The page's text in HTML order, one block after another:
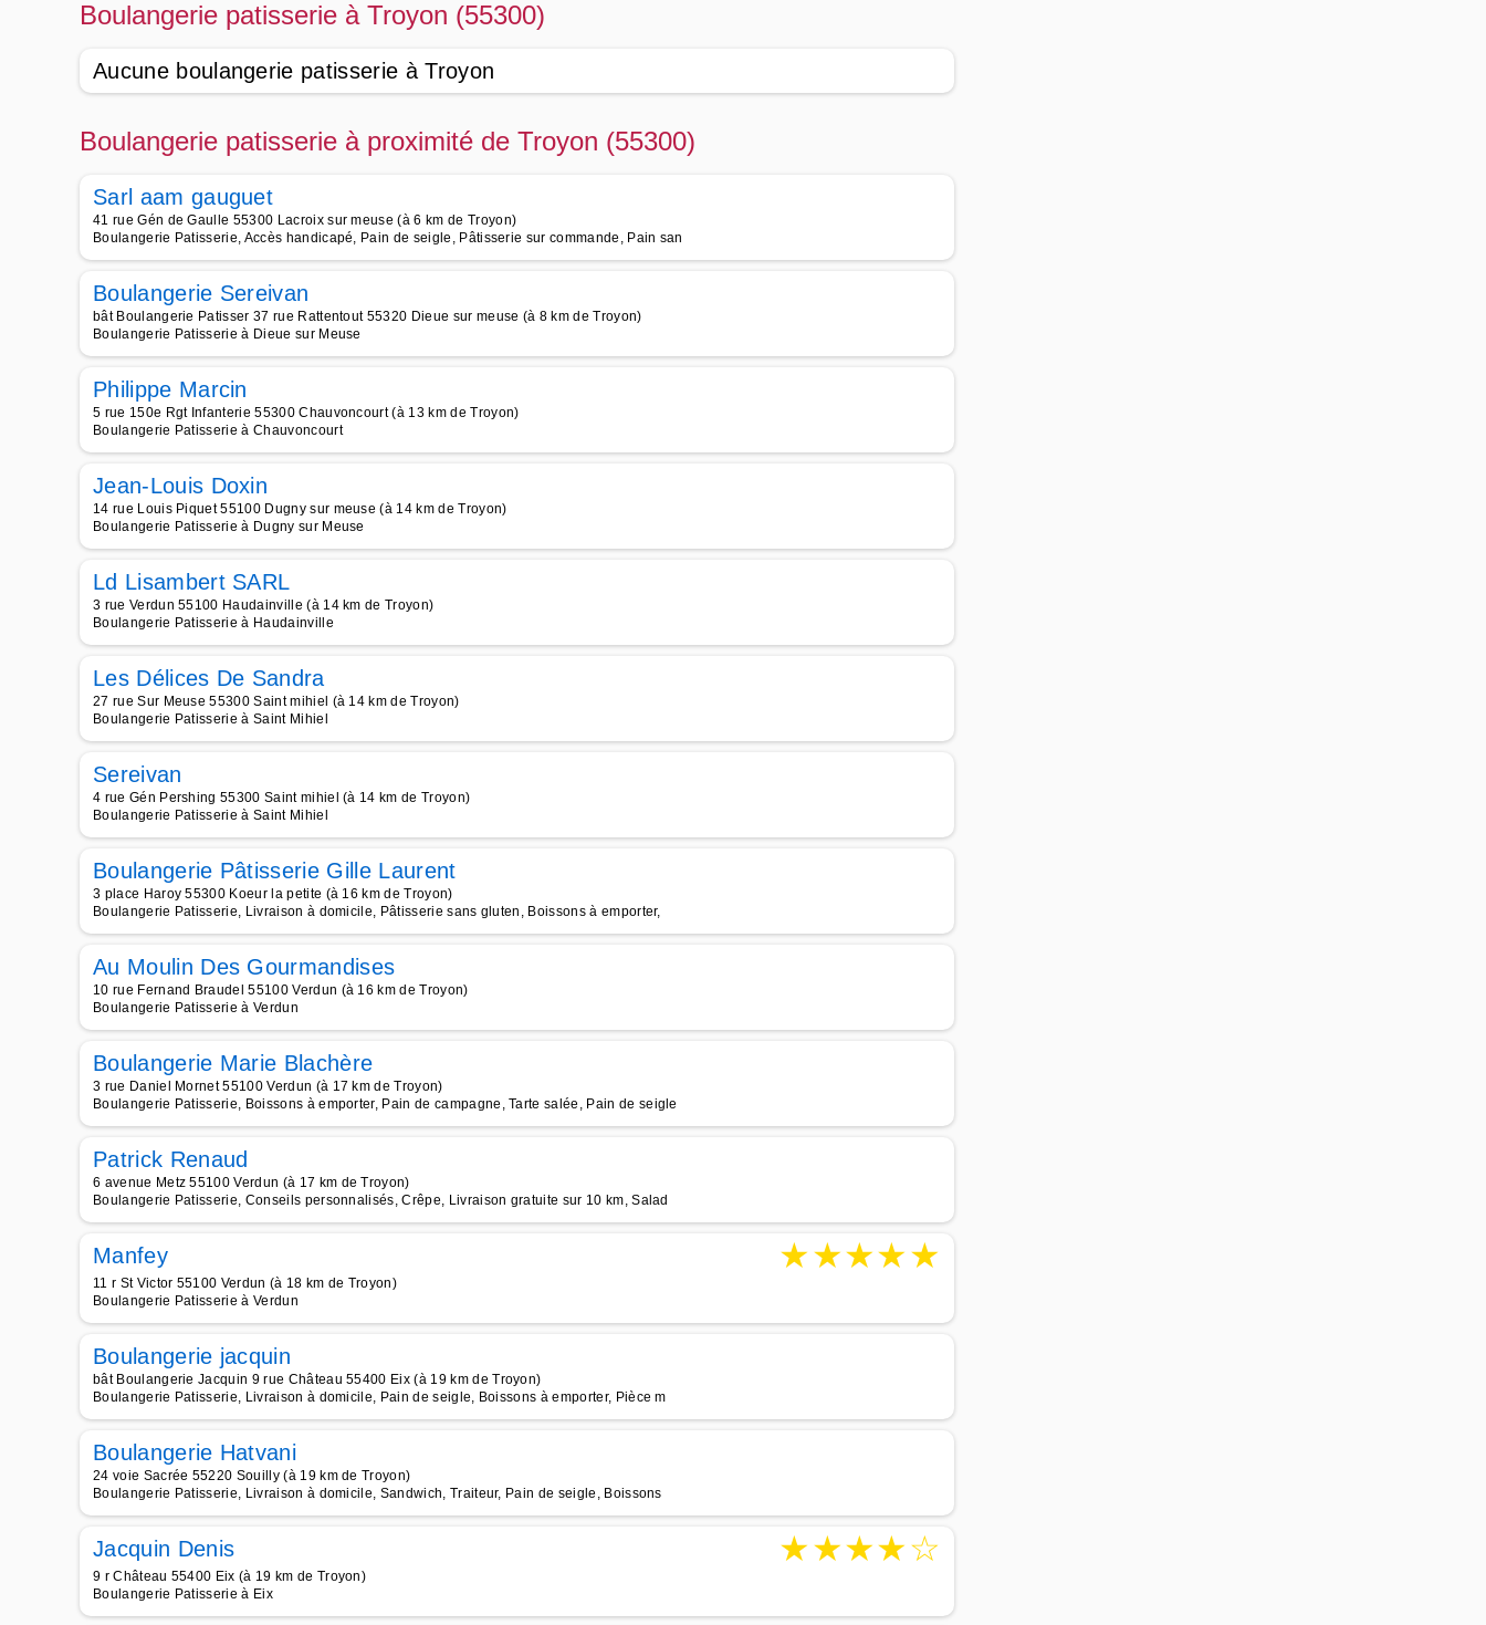
Boulangerie patisserie à Troyon (55300)
Aucune boulangerie patisserie à Troyon
Boulangerie patisserie à proximité de Troyon (55300)
Sarl aam gauguet
41 rue Gén de Gaulle 55300 Lacroix sur meuse (à 6 km de Troyon)
Boulangerie Patisserie, Accès handicapé, Pain de seigle, Pâtisserie sur commande, Pain san
Boulangerie Sereivan
bât Boulangerie Patisser 37 rue Rattentout 55320 Dieue sur meuse (à 8 km de Troyon)
Boulangerie Patisserie à Dieue sur Meuse
Philippe Marcin
5 rue 150e Rgt Infanterie 55300 Chauvoncourt (à 13 km de Troyon)
Boulangerie Patisserie à Chauvoncourt
Jean-Louis Doxin
14 rue Louis Piquet 55100 Dugny sur meuse (à 14 km de Troyon)
Boulangerie Patisserie à Dugny sur Meuse
Ld Lisambert SARL
3 rue Verdun 55100 Haudainville (à 14 km de Troyon)
Boulangerie Patisserie à Haudainville
Les Délices De Sandra
27 rue Sur Meuse 55300 Saint mihiel (à 14 km de Troyon)
Boulangerie Patisserie à Saint Mihiel
Sereivan
4 rue Gén Pershing 55300 Saint mihiel (à 14 km de Troyon)
Boulangerie Patisserie à Saint Mihiel
Boulangerie Pâtisserie Gille Laurent
3 place Haroy 55300 Koeur la petite (à 16 km de Troyon)
Boulangerie Patisserie, Livraison à domicile, Pâtisserie sans gluten, Boissons à emporter,
Au Moulin Des Gourmandises
10 rue Fernand Braudel 55100 Verdun (à 16 km de Troyon)
Boulangerie Patisserie à Verdun
Boulangerie Marie Blachère
3 rue Daniel Mornet 55100 Verdun (à 17 km de Troyon)
Boulangerie Patisserie, Boissons à emporter, Pain de campagne, Tarte salée, Pain de seigle
Patrick Renaud
6 avenue Metz 55100 Verdun (à 17 km de Troyon)
Boulangerie Patisserie, Conseils personnalisés, Crêpe, Livraison gratuite sur 10 km, Salad
Manfey ★★★★★
11 r St Victor 55100 Verdun (à 18 km de Troyon)
Boulangerie Patisserie à Verdun
Boulangerie jacquin
bât Boulangerie Jacquin 9 rue Château 55400 Eix (à 19 km de Troyon)
Boulangerie Patisserie, Livraison à domicile, Pain de seigle, Boissons à emporter, Pièce m
Boulangerie Hatvani
24 voie Sacrée 55220 Souilly (à 19 km de Troyon)
Boulangerie Patisserie, Livraison à domicile, Sandwich, Traiteur, Pain de seigle, Boissons
Jacquin Denis ★★★★☆
9 r Château 55400 Eix (à 19 km de Troyon)
Boulangerie Patisserie à Eix